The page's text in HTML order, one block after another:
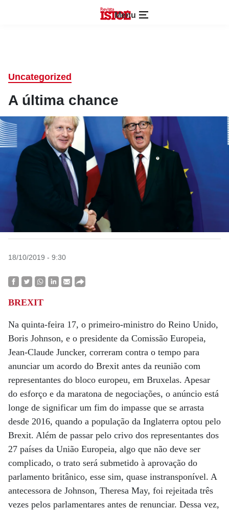
Menu
Uncategorized
A última chance
18/10/2019 - 9:30
BREXIT
Na quinta-feira 17, o primeiro-ministro do Reino Unido,
Boris Johnson, e o presidente da Comissão Europeia,
Jean-Claude Juncker, correram contra o tempo para
anunciar um acordo do Brexit antes da reunião com
representantes do bloco europeu, em Bruxelas. Apesar
do esforço e da maratona de negociações, o anúncio está
longe de significar um fim do impasse que se arrasta
desde 2016, quando a população da Inglaterra optou pelo
Brexit. Além de passar pelo crivo dos representantes dos
27 países da União Europeia, algo que não deve ser
complicado, o trato será submetido à aprovação do
parlamento britânico, esse sim, quase instransponível. A
antecessora de Johnson, Theresa May, foi rejeitada três
vezes pelos parlamentares antes de renunciar. Dessa vez,